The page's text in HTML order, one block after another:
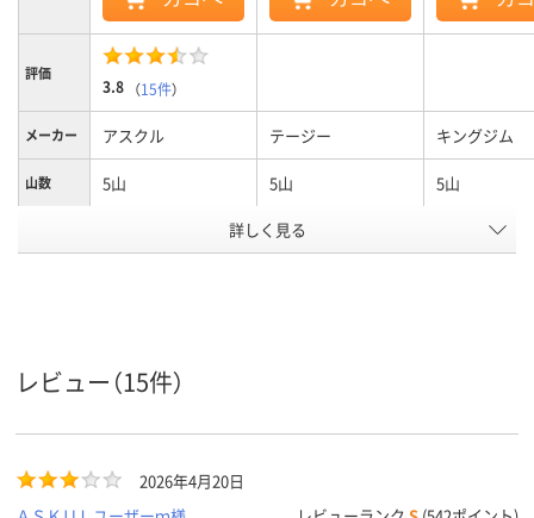
評価
3.8 （15件）
メーカー アスクル テージー キングジム
山数 5山 5山 5山
A4
アスクル
商品環境
65
詳しく見る
レビュー（15件）
2026年4月20日